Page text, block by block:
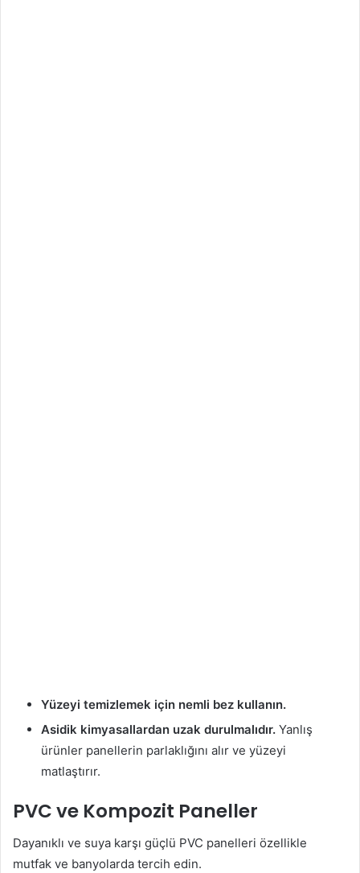
Yüzeyi temizlemek için nemli bez kullanın.
Asidik kimyasallardan uzak durulmalıdır. Yanlış
ürünler panellerin parlaklığını alır ve yüzeyi
matlaştırır.
PVC ve Kompozit Paneller
Dayanıklı ve suya karşı güçlü PVC panelleri özellikle
mutfak ve banyolarda tercih edin.